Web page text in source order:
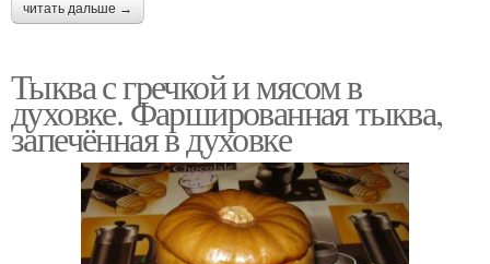
читать дальше →
Тыква с гречкой и мясом в
духовке. Фаршированная тыква,
запечённая в духовке